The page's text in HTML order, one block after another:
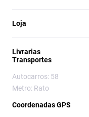
Loja
Livrarias
Transportes
Autocarros: 58
Metro: Rato
Coordenadas GPS